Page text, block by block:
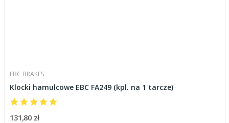
EBC BRAKES
Klocki hamulcowe EBC FA249 (kpl. na 1 tarcze)
131,80 zł